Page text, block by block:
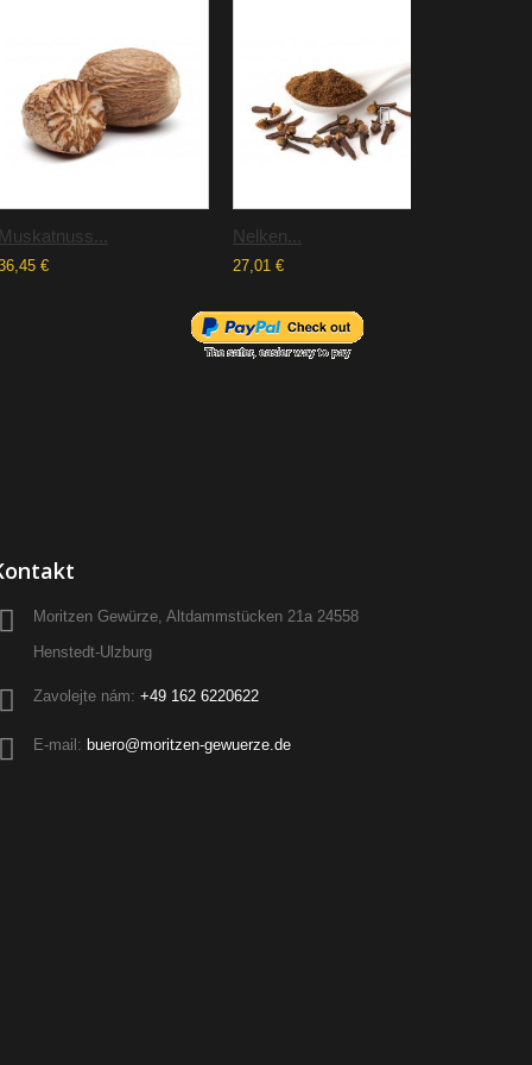
Muskatnuss...
€
Nelken...
27,01 €
Moritzen Gewürze, Altdammstücken 21a 24558
Henstedt-Ulzburg
Zavolejte nám: +49 162 6220622
E-mail: buero@moritzen-gewuerze.de